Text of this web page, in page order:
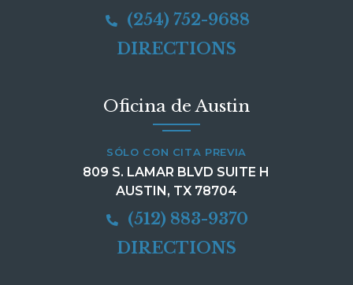
(254) 752-9688
DIRECTIONS
Oficina de Austin
SÓLO CON CITA PREVIA
809 S. LAMAR BLVD SUITE H
AUSTIN, TX 78704
(512) 883-9370
DIRECTIONS